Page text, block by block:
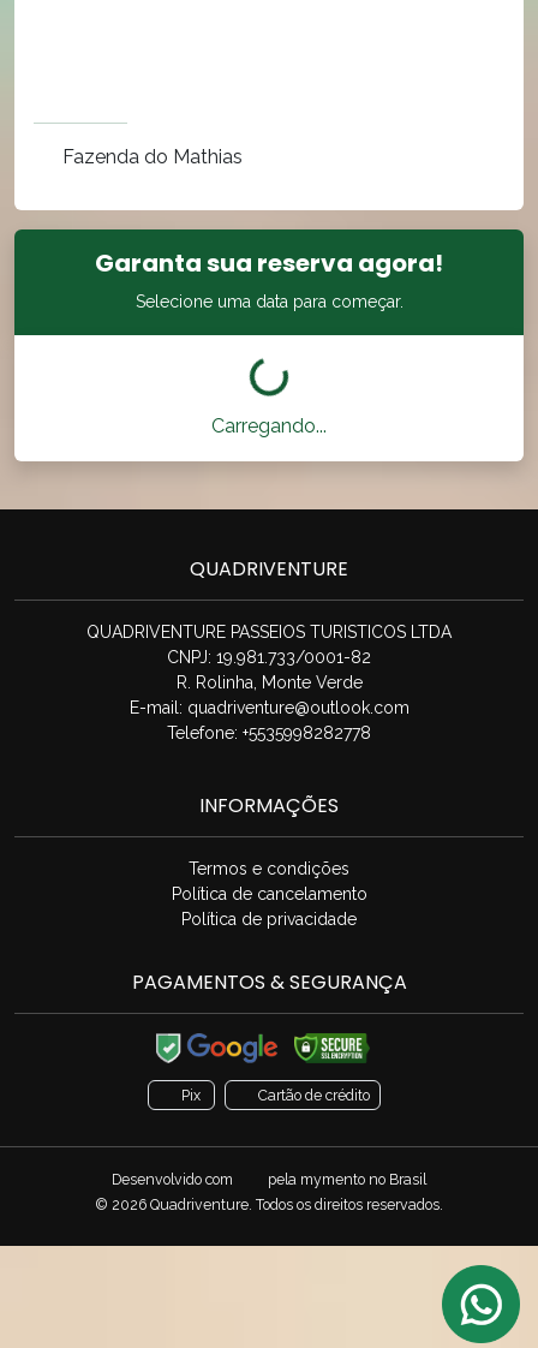
Fazenda do Mathias
Garanta sua reserva agora!
Selecione uma data para começar.
Carregando...
QUADRIVENTURE
QUADRIVENTURE PASSEIOS TURISTICOS LTDA
CNPJ: 19.981.733/0001-82
R. Rolinha, Monte Verde
E-mail: quadriventure@outlook.com
Telefone: +5535998282778
INFORMAÇÕES
Termos e condições
Política de cancelamento
Política de privacidade
PAGAMENTOS & SEGURANÇA
Pix Cartão de crédito
Desenvolvido com pela mymento no Brasil
© 2026 Quadriventure. Todos os direitos reservados.